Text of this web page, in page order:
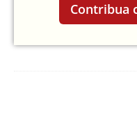
Contribua